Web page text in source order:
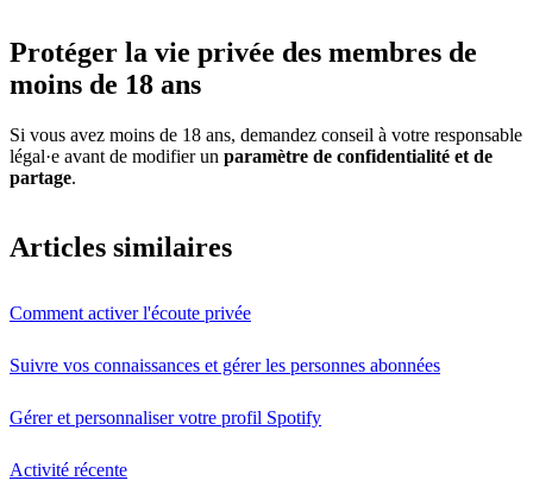
Protéger la vie privée des membres de
moins de 18 ans
Si vous avez moins de 18 ans, demandez conseil à votre responsable
légal·e avant de modifier un paramètre de confidentialité et de
partage.
Articles similaires
Comment activer l'écoute privée
Suivre vos connaissances et gérer les personnes abonnées
Gérer et personnaliser votre profil Spotify
Activité récente